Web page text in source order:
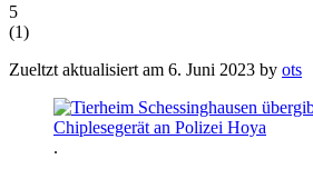
5
(1)
Zueltzt aktualisiert am 6. Juni 2023 by ots
.